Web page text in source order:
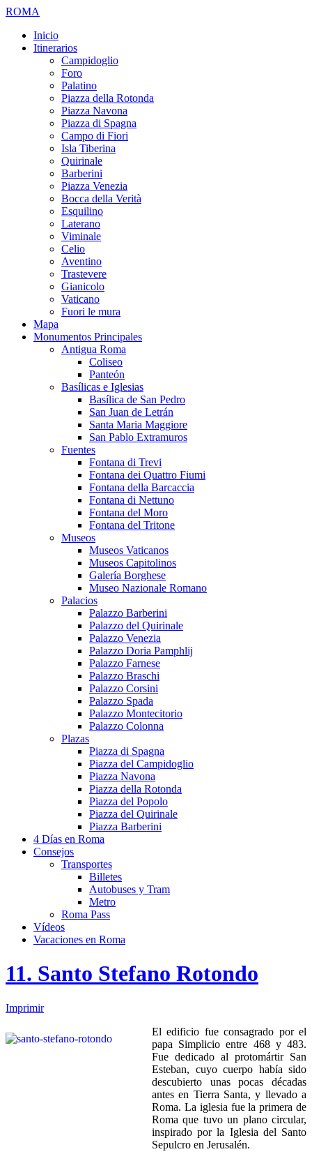
ROMA
Inicio
Itinerarios
Campidoglio
Foro
Palatino
Piazza della Rotonda
Piazza Navona
Piazza di Spagna
Campo di Fiori
Isla Tiberina
Quirinale
Barberini
Piazza Venezia
Bocca della Verità
Esquilino
Laterano
Viminale
Celio
Aventino
Trastevere
Gianicolo
Vaticano
Fuori le mura
Mapa
Monumentos Principales
Antigua Roma
Coliseo
Panteón
Basílicas e Iglesias
Basílica de San Pedro
San Juan de Letrán
Santa Maria Maggiore
San Pablo Extramuros
Fuentes
Fontana di Trevi
Fontana dei Quattro Fiumi
Fontana della Barcaccia
Fontana di Nettuno
Fontana del Moro
Fontana del Tritone
Museos
Museos Vaticanos
Museos Capitolinos
Galería Borghese
Museo Nazionale Romano
Palacios
Palazzo Barberini
Palazzo del Quirinale
Palazzo Venezia
Palazzo Doria Pamphlij
Palazzo Farnese
Palazzo Braschi
Palazzo Corsini
Palazzo Spada
Palazzo Montecitorio
Palazzo Colonna
Plazas
Piazza di Spagna
Piazza del Campidoglio
Piazza Navona
Piazza della Rotonda
Piazza del Popolo
Piazza del Quirinale
Piazza Barberini
4 Días en Roma
Consejos
Transportes
Billetes
Autobuses y Tram
Metro
Roma Pass
Vídeos
Vacaciones en Roma
11. Santo Stefano Rotondo
Imprimir
El edificio fue consagrado por el
papa Simplicio entre 468 y 483.
Fue dedicado al protomártir San
Esteban, cuyo cuerpo había sido
descubierto unas pocas décadas
antes en Tierra Santa, y llevado a
Roma. La iglesia fue la primera de
Roma que tuvo un plano circular,
inspirado por la Iglesia del Santo
Sepulcro en Jerusalén.